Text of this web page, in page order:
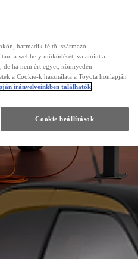
harmadik féltől származó
a webhely működését, valamint a
de ha nem ért egyet, könnyedén
a Cookie-k használata a Toyota honlapján
irányelveinkben találhatók
Cookie beállítások